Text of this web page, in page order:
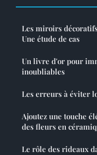
Les miroirs
Une étude de cas
Un livre d'or pour
inoubliables
Les erreurs à éviter
Ajoutez une touche
des fleurs en
Le rôle des rideaux